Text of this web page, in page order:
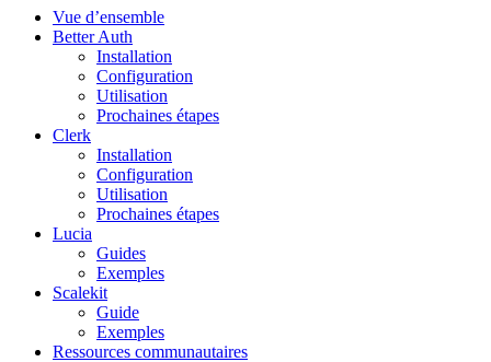
Vue d’ensemble
Better Auth
Installation
Configuration
Utilisation
Prochaines étapes
Clerk
Installation
Configuration
Utilisation
Prochaines étapes
Lucia
Guides
Exemples
Scalekit
Guide
Exemples
Ressources communautaires